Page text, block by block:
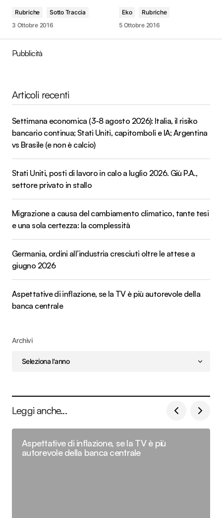
Rubriche
Sotto Traccia
3 Ottobre 2016
Eko
Rubriche
5 Ottobre 2016
Pubblicità
Articoli recenti
Settimana economica (3-8 agosto 2026): Italia, il risiko
bancario continua; Stati Uniti, capitomboli e IA; Argentina
vs Brasile (e non è calcio)
Stati Uniti, posti di lavoro in calo a luglio 2026. Giù P.A.,
settore privato in stallo
Migrazione a causa del cambiamento climatico, tante tesi
e una sola certezza: la complessità
Germania, ordini all’industria cresciuti oltre le attese a
giugno 2026
Aspettative di inflazione, se la TV è più autorevole della
banca centrale
Archivi
Leggi anche...
Aspettative di inflazione, se la TV è più
autorevole della banca centrale